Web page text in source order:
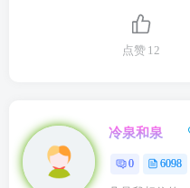
点赞 12
冷泉和泉
0 6098